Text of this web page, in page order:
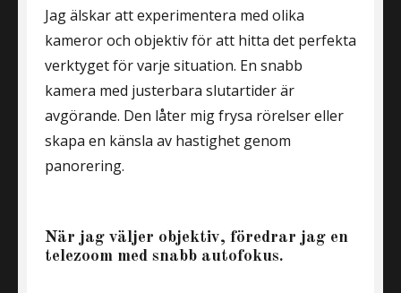
Jag älskar att experimentera med olika
kameror och objektiv för att hitta det perfekta
verktyget för varje situation. En snabb
kamera med justerbara slutartider är
avgörande. Den låter mig frysa rörelser eller
skapa en känsla av hastighet genom
panorering.
När jag väljer objektiv, föredrar jag en
telezoom med snabb autofokus.